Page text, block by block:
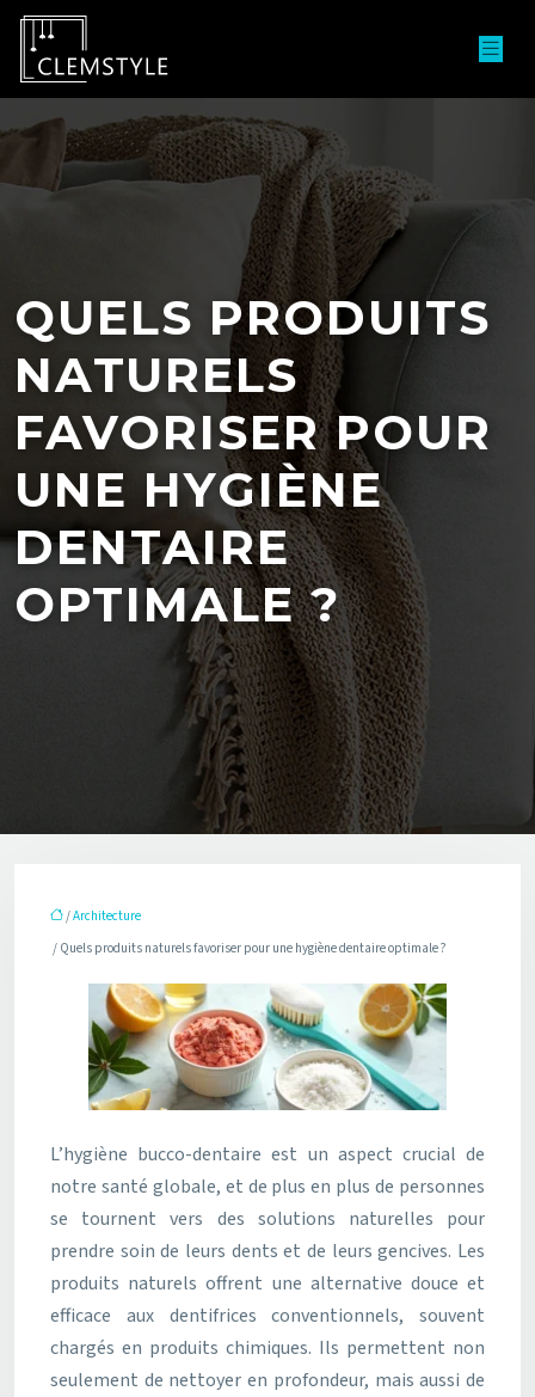
QUELS PRODUITS
NATURELS
FAVORISER POUR
UNE HYGIÈNE
DENTAIRE
OPTIMALE ?
/Architecture
/ Quels produits naturels favoriser pour une hygiène dentaire optimale ?
L’hygiène bucco-dentaire est un aspect crucial de
notre santé globale, et de plus en plus de personnes
se tournent vers des solutions naturelles pour
prendre soin de leurs dents et de leurs gencives. Les
produits naturels offrent une alternative douce et
efficace aux dentifrices conventionnels, souvent
chargés en produits chimiques. Ils permettent non
seulement de nettoyer en profondeur, mais aussi de